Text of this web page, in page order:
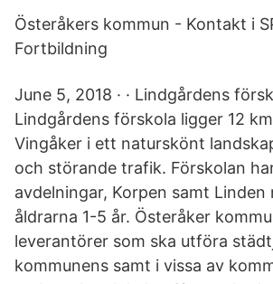
Österåkers kommun - Kontakt i
Fortbildning
June 5, 2018 · · Lindgårdens
Lindgårdens förskola ligger 12
Vingåker i ett naturskönt
och störande trafik. Förskolan
avdelningar, Korpen samt Linden
åldrarna 1-5 år. Österåker
leverantörer som ska utföra
kommunens samt i vissa av